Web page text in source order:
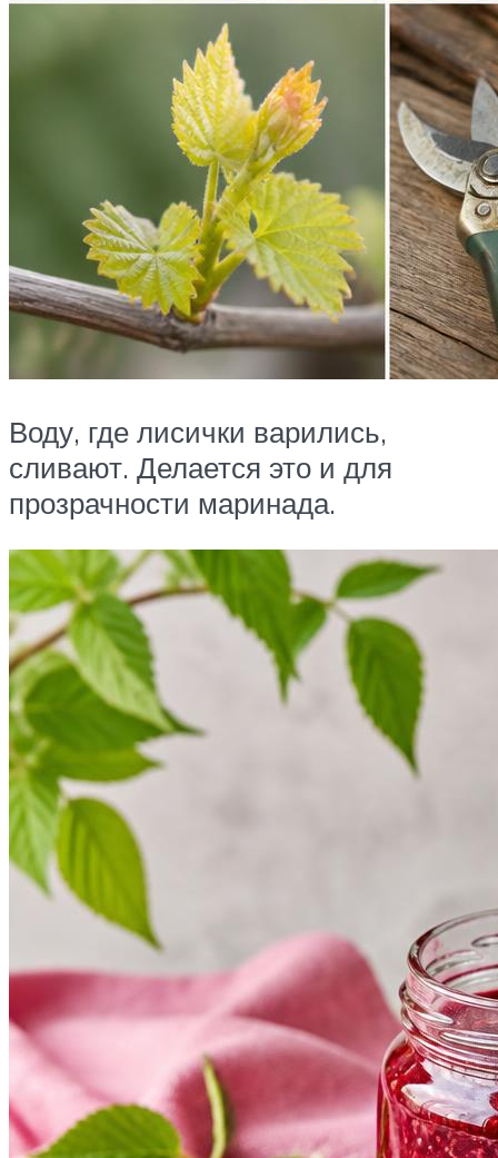
Воду, где лисички варились,
сливают. Делается это и для
прозрачности маринада.